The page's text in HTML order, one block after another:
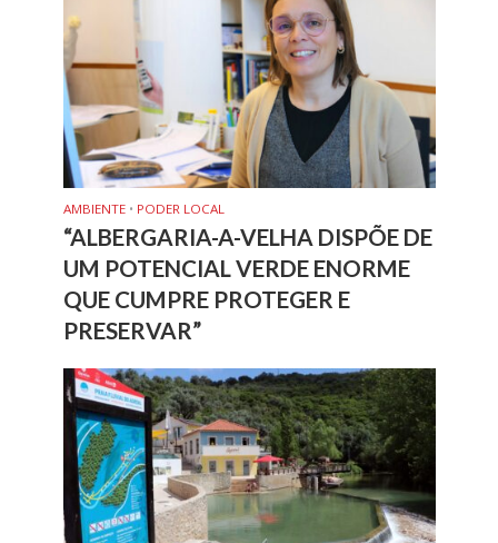
AMBIENTE • PODER LOCAL
“ALBERGARIA-A-VELHA DISPÕE DE
UM POTENCIAL VERDE ENORME
QUE CUMPRE PROTEGER E
PRESERVAR”